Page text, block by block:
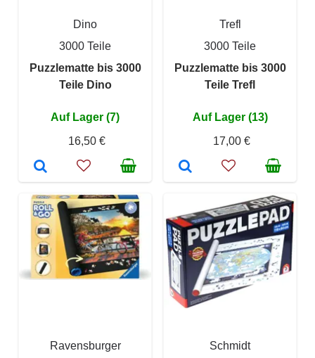
Dino
3000 Teile
Puzzlematte bis 3000
Teile Dino
Auf Lager (7)
16,50 €
Trefl
3000 Teile
Puzzlematte bis 3000
Teile Trefl
Auf Lager (13)
17,00 €
Ravensburger Schmidt